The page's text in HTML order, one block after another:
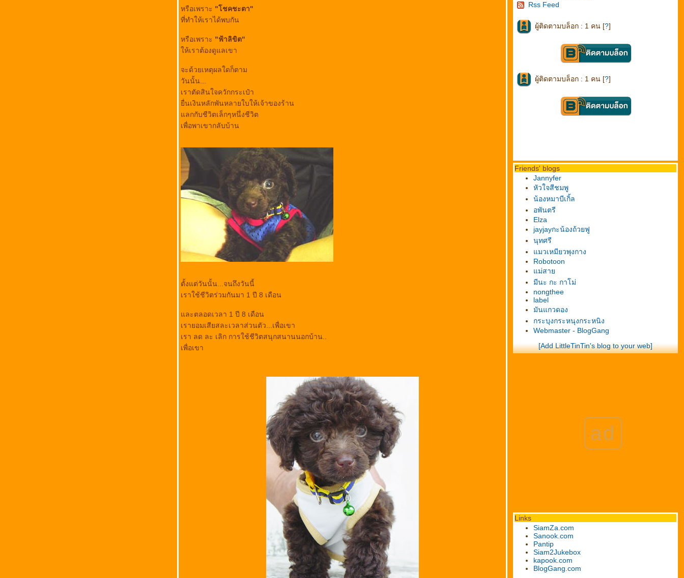
หรือเพราะ "โชคชะตา"
ที่ทำให้เราได้พบกัน
หรือเพราะ "ฟ้าลิขิต"
ห้เราต้องดูแลเขา
จะด้วยเหตุผลใดก็ตาม
วันนั้น...
เราตัดสินใจควักกระเป๋า
ื่นเงินหลักพันหลายใบให้เจ้าของร้าน
ลกกับชีวิตเล็กๆหนึ่งชีวิต
เพื่อพาเขากลับบ้าน
ตั้งแต่วันนั้น...จนถึงวันนี้
เราใช้ชีวิตร่วมกันมา 1 ปี 8 เดือน
ละตลอดเวลา 1 ปี 8 เดือน
เรายอมเสียสละเวลาส่วนตัว...เพื่อเขา
เรา ลด ละ เลิก การใช้ชีวิตสนุกสนานนอกบ้าน..
เพื่อเขา
Rss Feed
ผู้ติดตามบล็อก : 1 คน [?]
ผู้ติดตามบล็อก : 1 คน [?]
Friends' blogs
Jannyfer
หัวใจสีชมพู
น้องหมาบีเกิ้ล
อพันตรี
Elza
jayjayกะน้องถ้วยฟู
นุทศรี
มวเหมียวพุงกาง
Robotoon
ม่สา
มีนะ กะ กาโม่
nongthee
label
มันแกวดอง
กระบุงกระหนุงกระหนิง
Webmaster - BlogGang
[Add LittleTinTin's blog to your web]
ad
Links
SiamZa.com
Sanook.com
Pantip
Siam2Jukebox
kapook.com
BlogGang.com